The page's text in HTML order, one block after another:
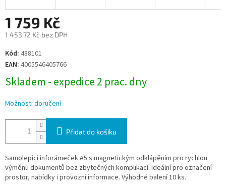
1 759 Kč
1 453,72 Kč bez DPH
Měrná
cena:
Kód: 488101
EAN: 4005546405766
Skladem - expedice 2 prac. dny
Možnosti doručení
Přidat do košíku
Samolepicí inforámeček A5 s magnetickým odklápěním pro rychlou
výměnu dokumentů bez zbytečných komplikací. Ideální pro označení
prostor, nabídky i provozní informace. Výhodné balení 10 ks.